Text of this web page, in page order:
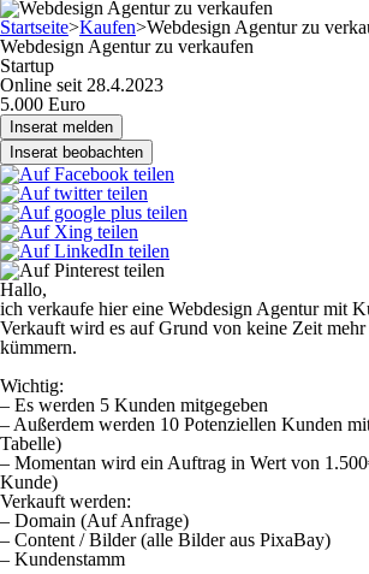
Startseite>Kaufen>Webdesign Agentur zu
Webdesign Agentur zu verkaufen
Startup
Online seit 28.4.2023
5.000 Euro
Inserat melden
Inserat beobachten
Hallo,
ich verkaufe hier eine Webdesign Agentur mit
Verkauft wird es auf Grund von keine Zeit
kümmern.
Wichtig:
– Es werden 5 Kunden mitgegeben
– Außerdem werden 10 Potenziellen Kunden
Tabelle)
– Momentan wird ein Auftrag in Wert von
Kunde)
Verkauft werden:
– Domain (Auf Anfrage)
– Content / Bilder (alle Bilder aus PixaBay)
– Kundenstamm